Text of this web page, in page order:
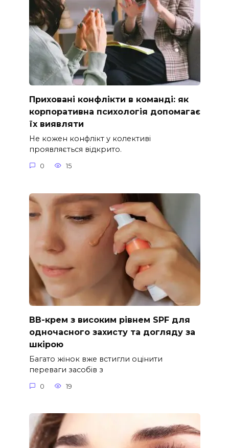
Приховані конфлікти в команді: як
корпоративна психологія допомагає
їх виявляти
Не кожен конфлікт у колективі
проявляється відкрито.
0 15
ВВ-крем з високим рівнем SPF для
одночасного захисту та догляду за
шкірою
Багато жінок вже встигли оцінити
переваги засобів з
0 19